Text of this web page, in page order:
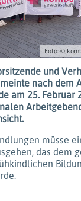
Foto: ©
und
nach dem
am 25. Februar
müsse
das dem